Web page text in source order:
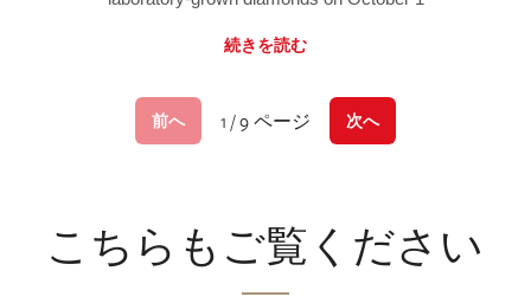
続きを読む
前へ 1 / 9 ページ 次へ
こちらもご覧ください